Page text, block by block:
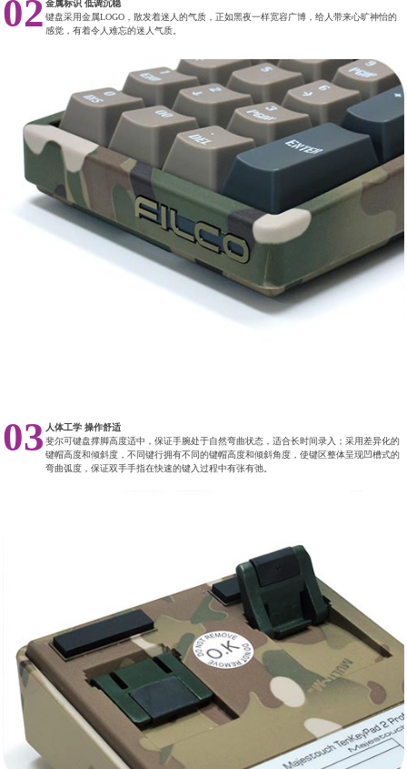
02 金属标识 低调沉稳
键盘采用金属LOGO，散发着迷人的气质，正如黑夜一样宽容广博，给人带来心旷神怡的
感觉，有着令人难忘的迷人气质。
03 人体工学 操作舒适
斐尔可键盘撑脚高度适中，保证手腕处于自然弯曲状态，适合长时间录入；采用差异化的
键帽高度和倾斜度，不同键行拥有不同的键帽高度和倾斜角度，使键区整体呈现凹槽式的
弯曲弧度，保证双手手指在快速的键入过程中有张有弛。